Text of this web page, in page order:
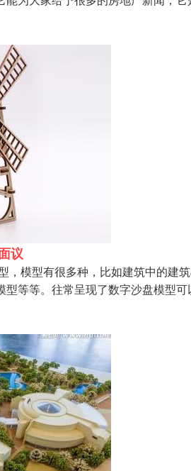
议
，模型有很多种，比如建筑中的建
等等。往常呈现了数字沙盘模型